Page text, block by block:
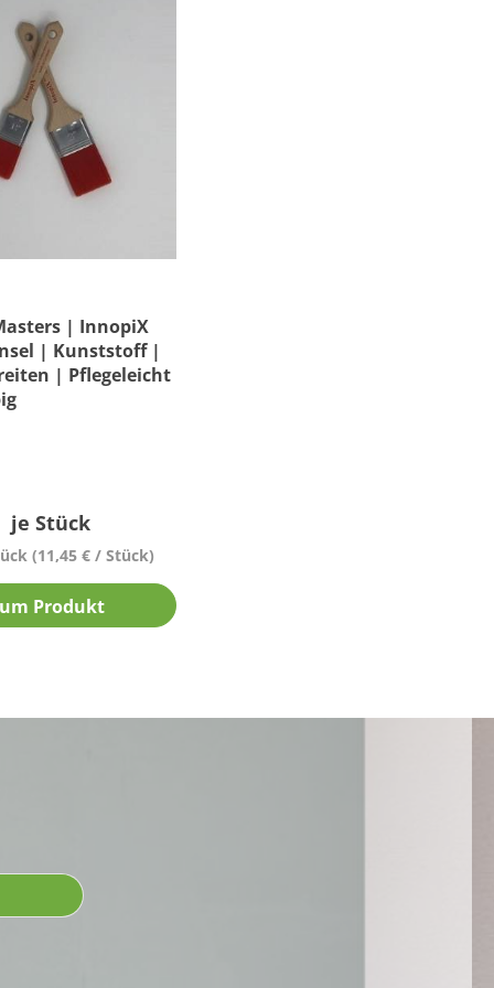
| InnopiX
| Kunststoff |
| Pflegeleicht
je Stück
(11,45 € / Stück)
Produkt